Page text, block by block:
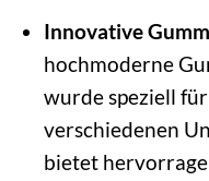
Innovative
hochmoderne
wurde speziell
verschiedenen
bietet